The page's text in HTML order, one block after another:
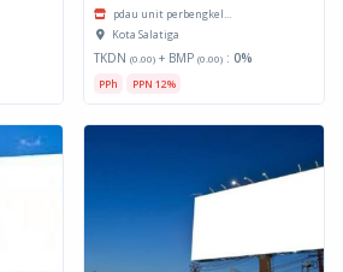
pdau unit perbengkel...
Kota Salatiga
TKDN (0.00) + BMP (0.00) : 0%
PPh PPN 12%